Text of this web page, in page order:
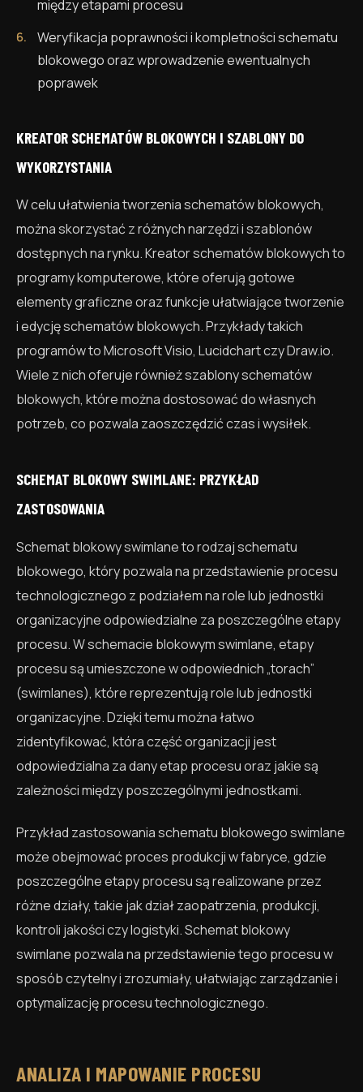
między etapami procesu
Weryfikacja poprawności i kompletności schematu
blokowego oraz wprowadzenie ewentualnych
poprawek
KREATOR SCHEMATÓW BLOKOWYCH I SZABLONY DO
WYKORZYSTANIA
W celu ułatwienia tworzenia schematów blokowych,
można skorzystać z różnych narzędzi i szablonów
dostępnych na rynku. Kreator schematów blokowych to
programy komputerowe, które oferują gotowe
elementy graficzne oraz funkcje ułatwiające tworzenie
i edycję schematów blokowych. Przykłady takich
programów to Microsoft Visio, Lucidchart czy Draw.io.
Wiele z nich oferuje również szablony schematów
blokowych, które można dostosować do własnych
potrzeb, co pozwala zaoszczędzić czas i wysiłek.
SCHEMAT BLOKOWY SWIMLANE: PRZYKŁAD
ZASTOSOWANIA
Schemat blokowy swimlane to rodzaj schematu
blokowego, który pozwala na przedstawienie procesu
technologicznego z podziałem na role lub jednostki
organizacyjne odpowiedzialne za poszczególne etapy
procesu. W schemacie blokowym swimlane, etapy
procesu są umieszczone w odpowiednich „torach”
(swimlanes), które reprezentują role lub jednostki
organizacyjne. Dzięki temu można łatwo
zidentyfikować, która część organizacji jest
odpowiedzialna za dany etap procesu oraz jakie są
zależności między poszczególnymi jednostkami.
Przykład zastosowania schematu blokowego swimlane
może obejmować proces produkcji w fabryce, gdzie
poszczególne etapy procesu są realizowane przez
różne działy, takie jak dział zaopatrzenia, produkcji,
kontroli jakości czy logistyki. Schemat blokowy
swimlane pozwala na przedstawienie tego procesu w
sposób czytelny i zrozumiały, ułatwiając zarządzanie i
optymalizację procesu technologicznego.
ANALIZA I MAPOWANIE PROCESU